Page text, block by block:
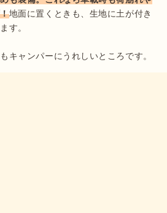
地面に置くときも、生地に土が付き
す。
キャンパーにうれしいところです。